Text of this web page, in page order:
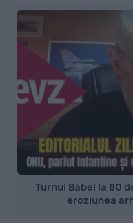
Turnul Babel la 80
eroziunea